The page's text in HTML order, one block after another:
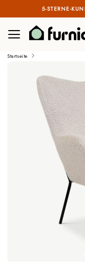
5-STERNE-
Startseite
Bildgalerie